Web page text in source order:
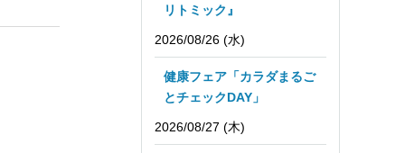
リトミック』
2026/08/26 (水)
健康フェア「カラダまるご
とチェックDAY」
2026/08/27 (木)